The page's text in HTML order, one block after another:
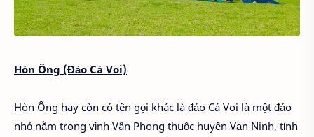
Hòn Ông (Đảo Cá Voi)
Hòn Ông hay còn có tên gọi khác là đảo Cá Voi là một đảo
nhỏ nằm trong vịnh Vân Phong thuộc huyện Vạn Ninh, tỉnh